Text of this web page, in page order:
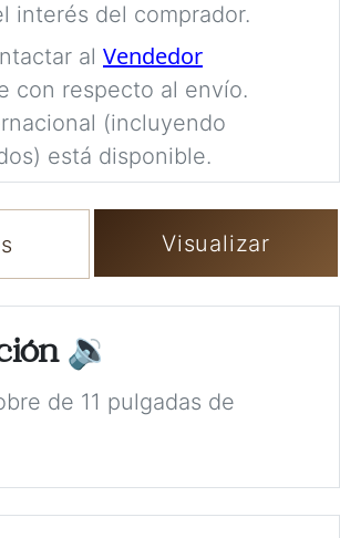
interés del comprador.
al Vendedor
con respecto al envío.
(incluyendo
está disponible.
Visualizar
🔉
de 11 pulgadas de